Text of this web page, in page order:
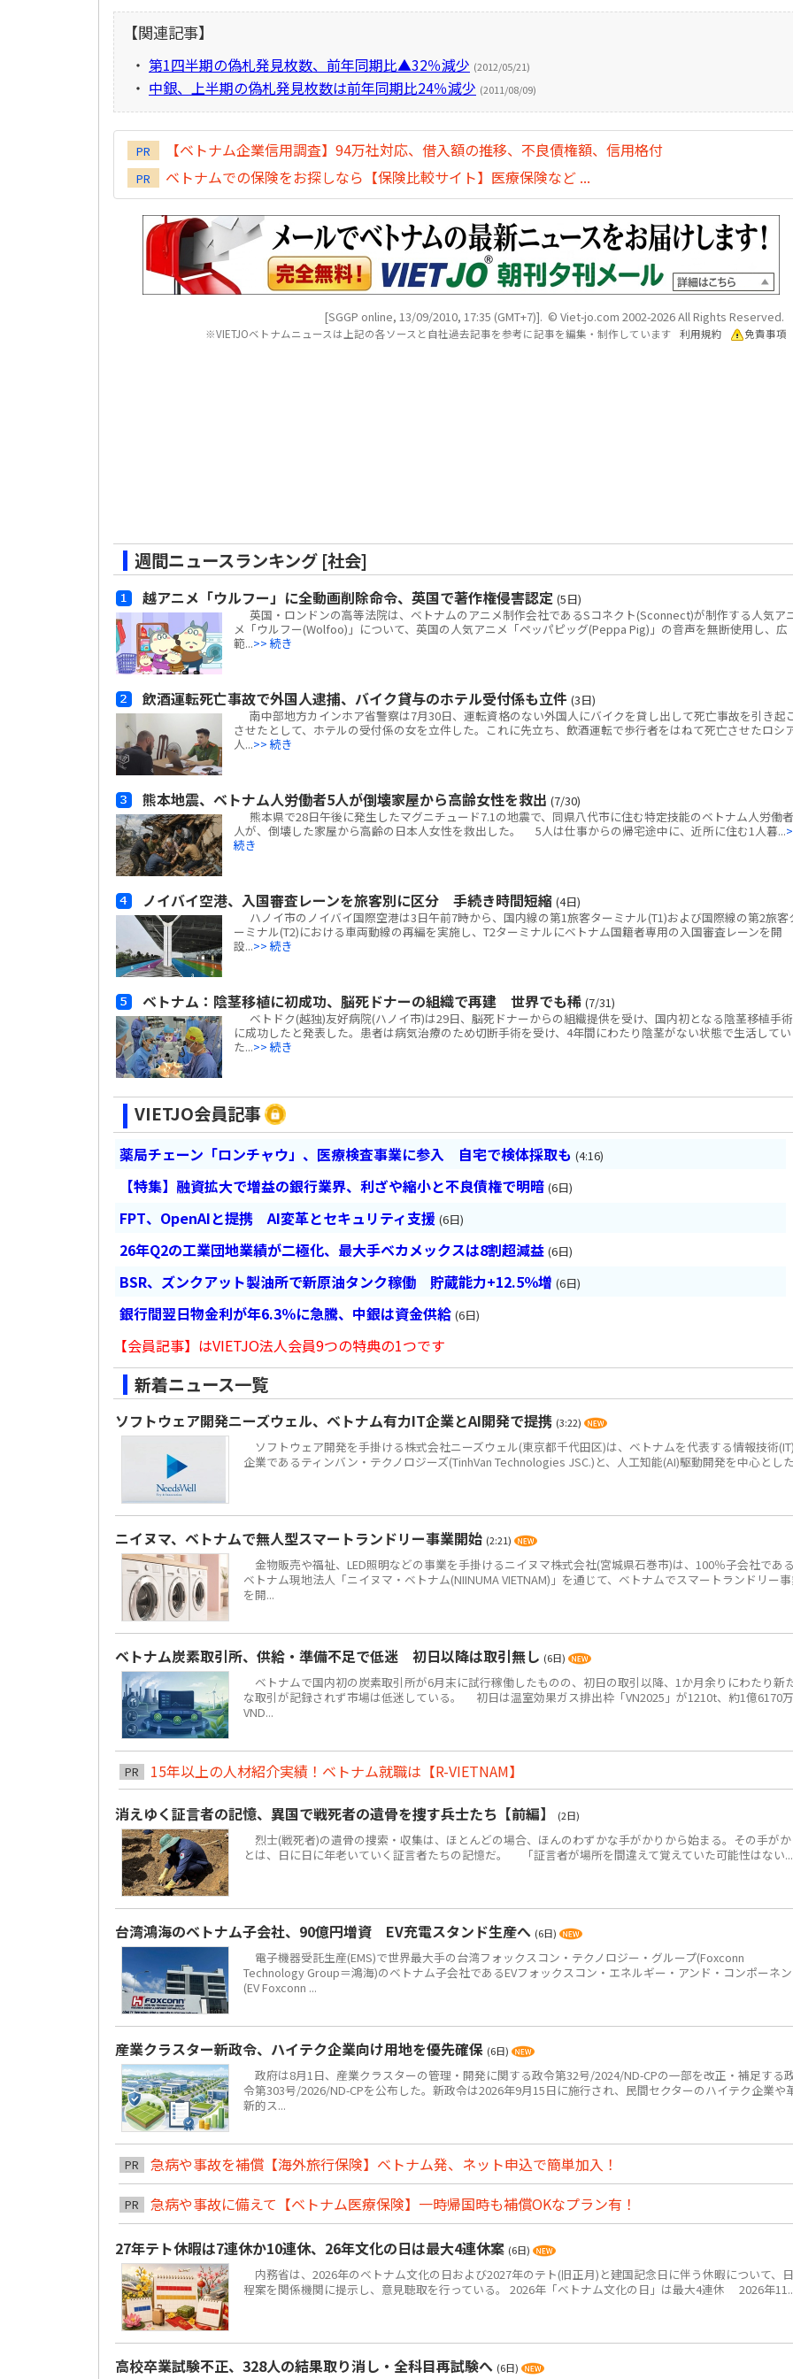
【関連記事】
・ 第1四半期の偽札発見枚数、前年同期比▲32％減少 (2012/05/21)
・ 中銀、上半期の偽札発見枚数は前年同期比24％減少 (2011/08/09)
PR 【ベトナム企業信用調査】94万社対応、借入額の推移、不良債権額、信用格付
PR ベトナムでの保険をお探しなら【保険比較サイト】医療保険など ...
[SGGP online, 13/09/2010, 17:35 (GMT+7)]. © Viet-jo.com 2002-2026 All Rights Reserved.
※VIETJOベトナムニュースは上記の各ソースと自社過去記事を参考に記事を編集・制作しています 利用規約 免責事項
週間ニュースランキング [社会]
越アニメ「ウルフー」に全動画削除命令、英国で著作権侵害認定 (5日)
英国・ロンドンの高等法院は、ベトナムのアニメ制作会社であるSコネクト(Sconnect)が制作する人気ア
メ「ウルフー(Wolfoo)」について、英国の人気アニメ「ペッパピッグ(Peppa Pig)」の音声を無断使用し、広
範...>> 続き
飲酒運転死亡事故で外国人逮捕、バイク貸与のホテル受付係も立件 (3日)
南中部地方カインホア省警察は7月30日、運転資格のない外国人にバイクを貸し出して死亡事故を引き起
させたとして、ホテルの受付係の女を立件した。これに先立ち、飲酒運転で歩行者をはねて死亡させたロシ
人...>> 続き
熊本地震、ベトナム人労働者5人が倒壊家屋から高齢女性を救出 (7/30)
熊本県で28日午後に発生したマグニチュード7.1の地震で、同県八代市に住む特定技能のベトナム人労働
人が、倒壊した家屋から高齢の日本人女性を救出した。 5人は仕事からの帰宅途中に、近所に住む1人暮...
続き
ノイバイ空港、入国審査レーンを旅客別に区分 手続き時間短縮 (4日)
ハノイ市のノイバイ国際空港は3日午前7時から、国内線の第1旅客ターミナル(T1)および国際線の第2旅客
ーミナル(T2)における車両動線の再編を実施し、T2ターミナルにベトナム国籍者専用の入国審査レーンを開
設...>> 続き
ベトナム：陰茎移植に初成功、脳死ドナーの組織で再建 世界でも稀 (7/31)
ベトドク(越独)友好病院(ハノイ市)は29日、脳死ドナーからの組織提供を受け、国内初となる陰茎移植手術
に成功したと発表した。患者は病気治療のため切断手術を受け、4年間にわたり陰茎がない状態で生活してい
た...>> 続き
VIETJO会員記事
薬局チェーン「ロンチャウ」、医療検査事業に参入 自宅で検体採取も (4:16)
【特集】融資拡大で増益の銀行業界、利ざや縮小と不良債権で明暗 (6日)
FPT、OpenAIと提携 AI変革とセキュリティ支援 (6日)
26年Q2の工業団地業績が二極化、最大手ベカメックスは8割超減益 (6日)
BSR、ズンクアット製油所で新原油タンク稼働 貯蔵能力+12.5％増 (6日)
銀行間翌日物金利が年6.3％に急騰、中銀は資金供給 (6日)
【会員記事】はVIETJO法人会員9つの特典の1つです
新着ニュース一覧
ソフトウェア開発ニーズウェル、ベトナム有力IT企業とAI開発で提携 (3:22)
ソフトウェア開発を手掛ける株式会社ニーズウェル(東京都千代田区)は、ベトナムを代表する情報技術(IT)
企業であるティンバン・テクノロジーズ(TinhVan Technologies JSC.)と、人工知能(AI)駆動開発を中心とし
ニイヌマ、ベトナムで無人型スマートランドリー事業開始 (2:21)
金物販売や福祉、LED照明などの事業を手掛けるニイヌマ株式会社(宮城県石巻市)は、100％子会社である
ベトナム現地法人「ニイヌマ・ベトナム(NIINUMA VIETNAM)」を通じて、ベトナムでスマートランドリー
を開...
ベトナム炭素取引所、供給・準備不足で低迷 初日以降は取引無し (6日)
ベトナムで国内初の炭素取引所が6月末に試行稼働したものの、初日の取引以降、1か月余りにわたり新
な取引が記録されず市場は低迷している。 初日は温室効果ガス排出枠「VN2025」が1210t、約1億6170万
VND...
PR
15年以上の人材紹介実績！ベトナム就職は【R-VIETNAM】
消えゆく証言者の記憶、異国で戦死者の遺骨を捜す兵士たち【前編】
(2日)
烈士(戦死者)の遺骨の捜索・収集は、ほとんどの場合、ほんのわずかな手がかりから始まる。その手がか
とは、日に日に年老いていく証言者たちの記憶だ。 「証言者が場所を間違えて覚えていた可能性はない...
台湾鴻海のベトナム子会社、90億円増資 EV充電スタンド生産へ (6日)
電子機器受託生産(EMS)で世界最大手の台湾フォックスコン・テクノロジー・グループ(Foxconn
Technology Group＝鴻海)のベトナム子会社であるEVフォックスコン・エネルギー・アンド・コンポーネ
(EV Foxconn ...
産業クラスター新政令、ハイテク企業向け用地を優先確保 (6日)
政府は8月1日、産業クラスターの管理・開発に関する政令第32号/2024/ND-CPの一部を改正・補足する
令第303号/2026/ND-CPを公布した。新政令は2026年9月15日に施行され、民間セクターのハイテク企業や
新的ス...
PR 急病や事故を補償【海外旅行保険】ベトナム発、ネット申込で簡単加入！
PR 急病や事故に備えて【ベトナム医療保険】一時帰国時も補償OKなプラン有！
27年テト休暇は7連休か10連休、26年文化の日は最大4連休案 (6日)
内務省は、2026年のベトナム文化の日および2027年のテト(旧正月)と建国記念日に伴う休暇について、日
程案を関係機関に提示し、意見聴取を行っている。 2026年「ベトナム文化の日」は最大4連休 2026年
高校卒業試験不正、328人の結果取り消し・全科目再試験へ (6日)